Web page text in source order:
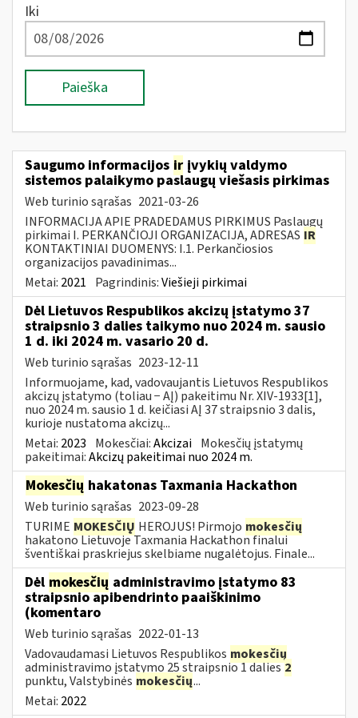
Iki
Paieška
Saugumo informacijos ir įvykių valdymo
sistemos palaikymo paslaugų viešasis pirkimas
Web turinio sąrašas 2021-03-26
INFORMACIJA APIE PRADEDAMUS PIRKIMUS Paslaugų
pirkimai I. PERKANČIOJI ORGANIZACIJA, ADRESAS IR
KONTAKTINIAI DUOMENYS: I.1. Perkančiosios
organizacijos pavadinimas...
Metai: 2021 Pagrindinis:Viešieji pirkimai
Dėl Lietuvos Respublikos akcizų įstatymo 37
straipsnio 3 dalies taikymo nuo 2024 m. sausio
1 d. iki 2024 m. vasario 20 d.
Web turinio sąrašas 2023-12-11
Informuojame, kad, vadovaujantis Lietuvos Respublikos
akcizų įstatymo (toliau − AĮ) pakeitimu Nr. XIV-1933[1],
nuo 2024 m. sausio 1 d. keičiasi AĮ 37 straipsnio 3 dalis,
kurioje nustatoma akcizų...
Metai: 2023 Mokesčiai:Akcizai Mokesčių įstatymų
pakeitimai:Akcizų pakeitimai nuo 2024 m.
Mokesčių hakatonas Taxmania Hackathon
Web turinio sąrašas 2023-09-28
TURIME MOKESČIŲ HEROJUS! Pirmojo mokesčių
hakatono Lietuvoje Taxmania Hackathon finalui
šventiškai praskriejus skelbiame nugalėtojus. Finale...
Dėl mokesčių administravimo įstatymo 83
straipsnio apibendrinto paaiškinimo
(komentaro
Web turinio sąrašas 2022-01-13
Vadovaudamasi Lietuvos Respublikos mokesčių
administravimo įstatymo 25 straipsnio 1 dalies2
punktu, Valstybinės mokesčių...
Metai: 2022